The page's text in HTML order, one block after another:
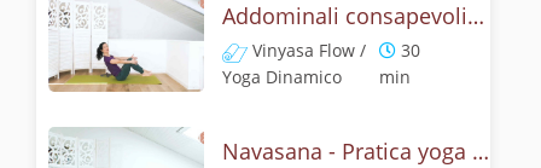
Addominali consapevoli con la posizione della barca
Vinyasa Flow /
Yoga Dinamico
30
min
Navasana - Pratica yoga con la tecnica della posizione della barca